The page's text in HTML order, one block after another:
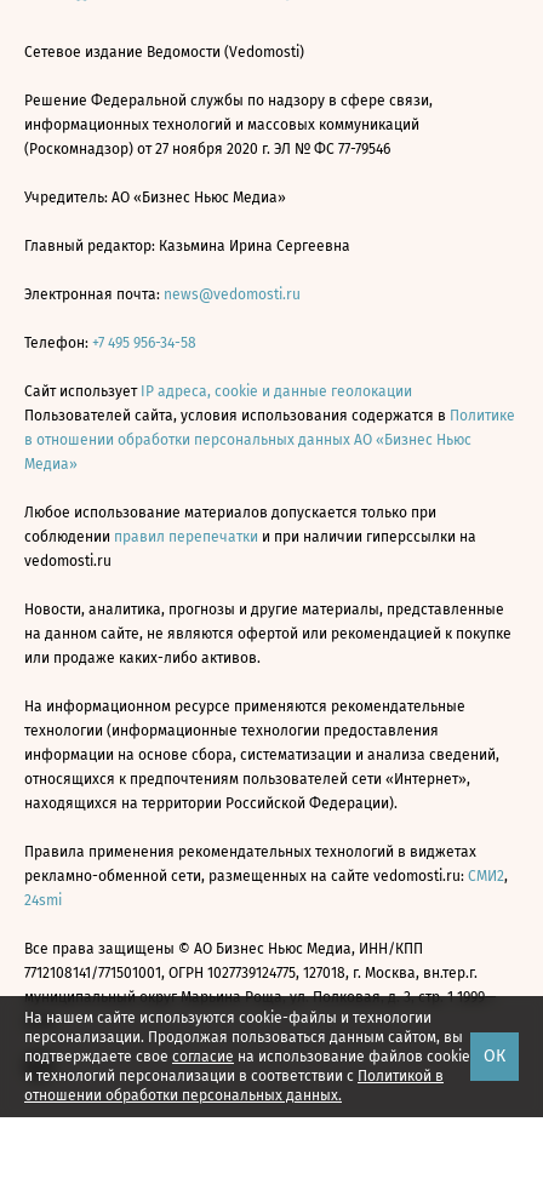
На нашем сайте используются cookie-файлы и технологии
персонализации. Продолжая пользоваться данным сайтом, вы
подтверждаете свое согласие на использование файлов cookie
и технологий персонализации в соответствии с Политикой в
отношении обработки персональных данных.
ОК
Сетевое издание Ведомости (Vedomosti)
Решение Федеральной службы по надзору в сфере связи,
информационных технологий и массовых коммуникаций
(Роскомнадзор) от 27 ноября 2020 г. ЭЛ № ФС 77-79546
Учредитель: АО «Бизнес Ньюс Медиа»
Главный редактор: Казьмина Ирина Сергеевна
Электронная почта: news@vedomosti.ru
Телефон: +7 495 956-34-58
Сайт использует IP адреса, cookie и данные геолокации
Пользователей сайта, условия использования содержатся в Политике
в отношении обработки персональных данных АО «Бизнес Ньюс
Медиа»
Любое использование материалов допускается только при
соблюдении правил перепечатки и при наличии гиперссылки на
vedomosti.ru
Новости, аналитика, прогнозы и другие материалы, представленные
на данном сайте, не являются офертой или рекомендацией к покупке
или продаже каких-либо активов.
На информационном ресурсе применяются рекомендательные
технологии (информационные технологии предоставления
информации на основе сбора, систематизации и анализа сведений,
относящихся к предпочтениям пользователей сети «Интернет»,
находящихся на территории Российской Федерации).
Правила применения рекомендательных технологий в виджетах
рекламно-обменной сети, размещенных на сайте vedomosti.ru: СМИ2,
24smi
Все права защищены © АО Бизнес Ньюс Медиа, ИНН/КПП
7712108141/771501001, ОГРН 1027739124775, 127018, г. Москва, вн.тер.г.
муниципальный округ Марьина Роща, ул. Полковая, д. 3, стр. 1 1999—
2026